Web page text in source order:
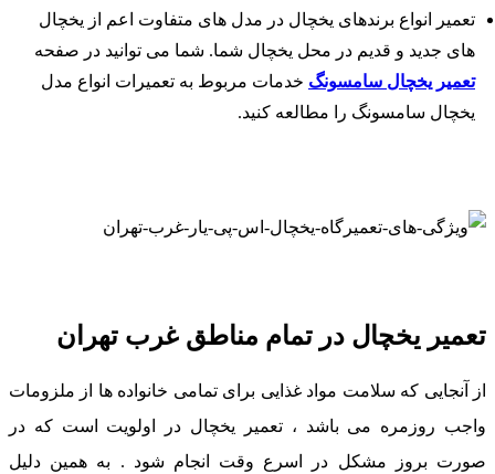
تعمیر انواع برندهای یخچال در مدل های متفاوت اعم از یخچال
های جدید و قدیم در محل یخچال شما. شما می توانید در صفحه
تعمیر یخچال سامسونگ خدمات مربوط به تعمیرات انواع مدل
یخچال سامسونگ را مطالعه کنید.
تعمیر یخچال در تمام مناطق غرب تهران
از آنجایی که سلامت مواد غذایی برای تمامی خانواده ها از ملزومات
واجب روزمره می باشد ، تعمیر یخچال در اولویت است که در
صورت بروز مشکل در اسرع وقت انجام شود . به همین دلیل